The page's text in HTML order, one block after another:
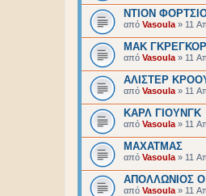
ΝΤΙΟΝ
από Vasoula » 11
ΜΑΚ
από Vasoula » 11
ΑΛΙΣΤΕΡ
από Vasoula » 11
ΚΑΡΛ ΓΙΟΥΝΓΚ
από Vasoula » 11
ΜΑΧΑΤΜΑΣ
από Vasoula » 11
ΑΠΟΛΛΩΝΙΟΣ
από Vasoula » 11